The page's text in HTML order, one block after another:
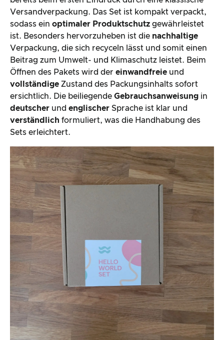
Versandverpackung. Das Set ist kompakt verpackt,
sodass ein optimaler Produktschutz gewährleistet
ist. Besonders hervorzuheben ist die nachhaltige
Verpackung, die sich recyceln lässt und somit einen
Beitrag zum Umwelt- und Klimaschutz leistet. Beim
Öffnen des Pakets wird der einwandfreie und
vollständige Zustand des Packungsinhalts sofort
ersichtlich. Die beiliegende Gebrauchsanweisung in
deutscher und englischer Sprache ist klar und
verständlich formuliert, was die Handhabung des
Sets erleichtert.